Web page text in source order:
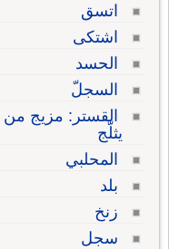
اتسق
اشتكى
الحسد
السجلّ
القستر: مزيج من
يثلّج
المحلبي
بلد
زنخ
سجل